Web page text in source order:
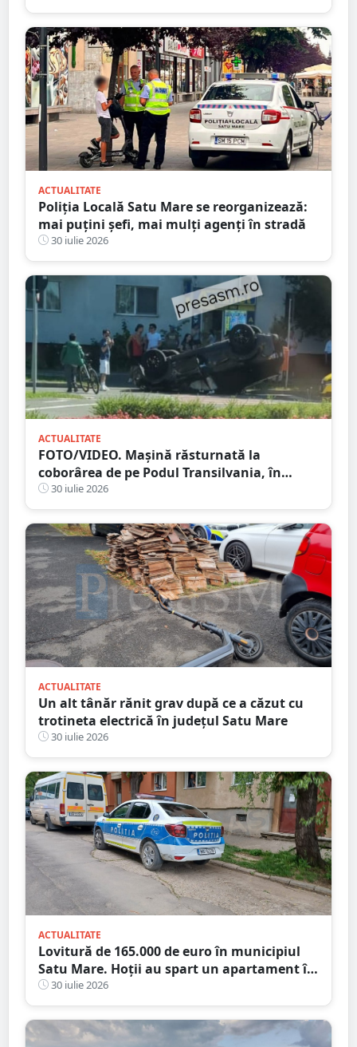
ACTUALITATE
Poliția Locală Satu Mare se reorganizează:
mai puțini șefi, mai mulți agenți în stradă
30 iulie 2026
ACTUALITATE
FOTO/VIDEO. Mașină răsturnată la
coborârea de pe Podul Transilvania, în
municipiul Satu Mare
30 iulie 2026
ACTUALITATE
Un alt tânăr rănit grav după ce a căzut cu
trotineta electrică în județul Satu Mare
30 iulie 2026
ACTUALITATE
Lovitură de 165.000 de euro în municipiul
Satu Mare. Hoții au spart un apartament în
timp ce proprietarii erau în concediu
30 iulie 2026